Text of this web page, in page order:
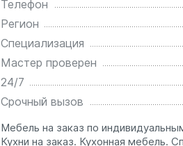
Телефон
Регион
Специализация
Мастер проверен
24/7
Срочный вызов
Мебель на заказ по
Кухни на заказ. Кухонная мебель.